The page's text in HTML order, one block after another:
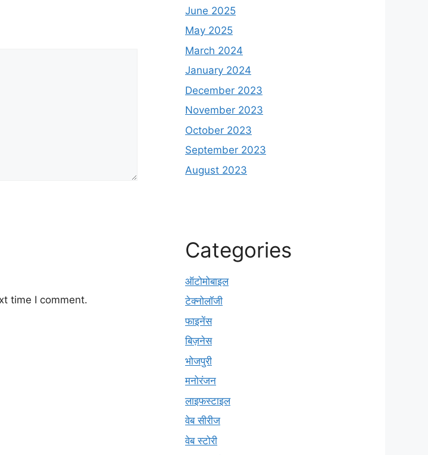
time I comment.
June 2025
May 2025
March 2024
January 2024
December 2023
November 2023
October 2023
September 2023
August 2023
Categories
ऑटोमोबाइल
टेक्नोलॉजी
फाइनेंस
बिज़नेस
भोजपुरी
मनोरंजन
लाइफस्टाइल
वेब सीरीज
वेब स्टोरी